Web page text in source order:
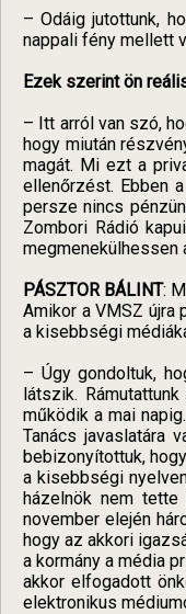
– Odáig jutottunk,
nappali fény mellett
Ezek szerint ön
– Itt arról van szó,
hogy miután
magát. Mi ezt a
ellenőrzést. Ebben
persze nincs
Zombori Rádió
megmenekülhessen
PÁSZTOR BÁLINT:
Amikor a VMSZ újra
a kisebbségi
– Úgy gondoltuk,
látszik.
működik a mai
Tanács javaslatára
bebizonyítottuk,
a kisebbségi
házelnök nem
november elején
hogy az akkori
a kormány a média
akkor elfogadott
elektronikus